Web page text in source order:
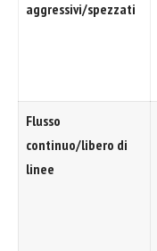
aggressivi/spezzati
Flusso
continuo/libero di
linee